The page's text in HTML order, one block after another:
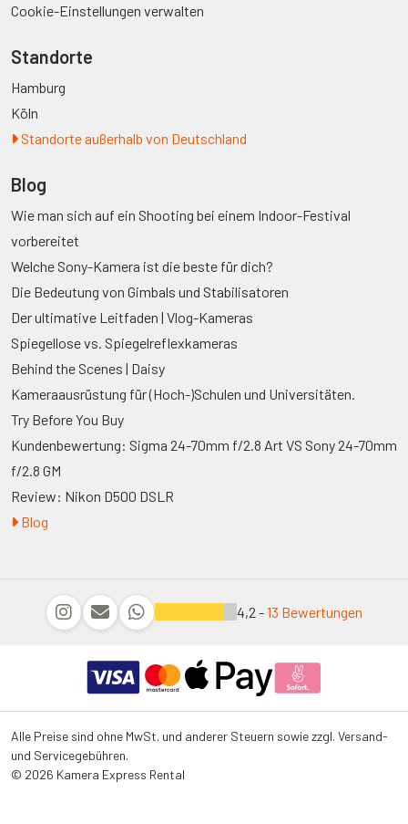
Cookie-Einstellungen verwalten
Standorte
Hamburg
Köln
Standorte außerhalb von Deutschland
Blog
Wie man sich auf ein Shooting bei einem Indoor-Festival
vorbereitet
Welche Sony-Kamera ist die beste für dich?
Die Bedeutung von Gimbals und Stabilisatoren
Der ultimative Leitfaden | Vlog-Kameras
Spiegellose vs. Spiegelreflexkameras
Behind the Scenes | Daisy
Kameraausrüstung für (Hoch-)Schulen und Universitäten.
Try Before You Buy
Kundenbewertung: Sigma 24-70mm f/2.8 Art VS Sony 24-70mm
f/2.8 GM
Review: Nikon D500 DSLR
Blog
4,2 -13 Bewertungen
Alle Preise sind ohne MwSt. und anderer Steuern sowie zzgl. Versand-
und Servicegebühren.
© 2026 Kamera Express Rental